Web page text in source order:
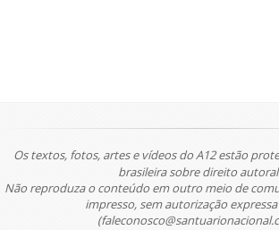
Os textos, fotos, artes e vídeos do A12 estão
brasileira sobre direito
Não reproduza o conteúdo em outro meio de
impresso, sem autorização